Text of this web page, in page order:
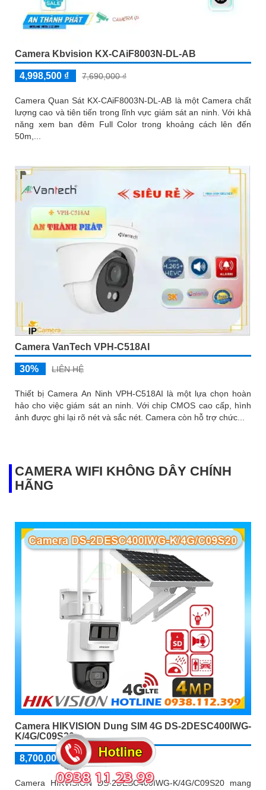
Camera Kbvision KX-CAiF8003N-DL-AB
4,998,500 ₫ 7,690,000 ₫
Camera Quan Sát KX-CAiF8003N-DL-AB là một Camera chất
lượng cao và tiên tiến trong lĩnh vực giám sát an ninh. Với khả
năng xem ban đêm Full Color trong khoảng cách lên đến
50m,...
Camera VanTech VPH-C518AI
30% LIÊN HỆ
Thiết bị Camera An Ninh VPH-C518AI là một lựa chọn hoàn
hảo cho việc giám sát an ninh. Với chip CMOS cao cấp, hình
ảnh được ghi lại rõ nét và sắc nét. Camera còn hỗ trợ chức...
CAMERA WIFI KHÔNG DÂY CHÍNH
HÃNG
Camera HIKVISION Dung SIM 4G DS-2DESC400IWG-
K/4G/C09S20
8,700,000 ₫ liên h₫
Camera HIKVISION DS-2DESC400IWG-K/4G/C09S20 mang